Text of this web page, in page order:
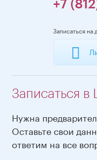
+7
Записаться на
Записаться
Нужна
Оставьте свои
ответим на все